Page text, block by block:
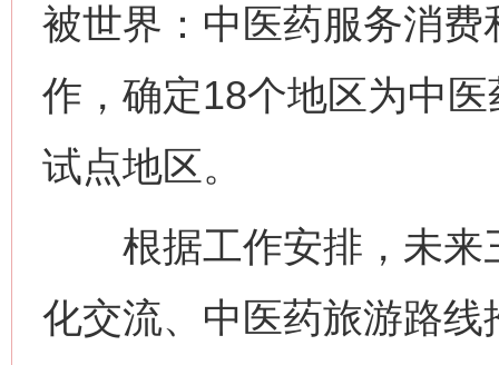
被世界：中医药服务消费
作，确定18个地区为中
试点地区。
根据工作安排，未来
化交流、中医药旅游路